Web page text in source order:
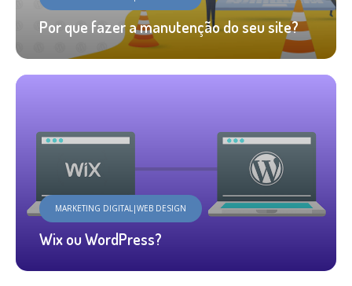
Por que fazer a manutenção do seu site?
MARKETING DIGITAL|WEB DESIGN
Wix ou WordPress?